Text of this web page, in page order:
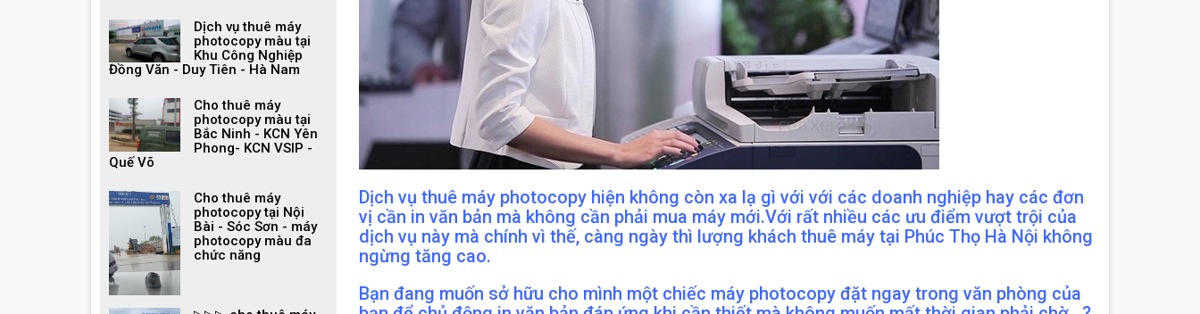
Dịch vụ thuê máy photocopy hiện không còn xa lạ gì với với các doanh nghiệp hay các đơn
vị cần in văn bản mà không cần phải mua máy mới.Với rất nhiều các ưu điểm vượt trội của
dịch vụ này mà chính vì thế, càng ngày thì lượng khách thuê máy tại Phúc Thọ Hà Nội không
ngừng tăng cao.
Bạn đang muốn sở hữu cho mình một chiếc máy photocopy đặt ngay trong văn phòng của
Dịch vụ thuê máy
photocopy màu tại
Khu Công Nghiệp
Đồng Văn - Duy Tiên - Hà Nam
Cho thuê máy
photocopy màu tại
Bắc Ninh - KCN Yên
Phong- KCN VSIP -
Quế Võ
Cho thuê máy
photocopy tại Nội
Bài - Sóc Sơn - máy
photocopy màu đa
chức năng